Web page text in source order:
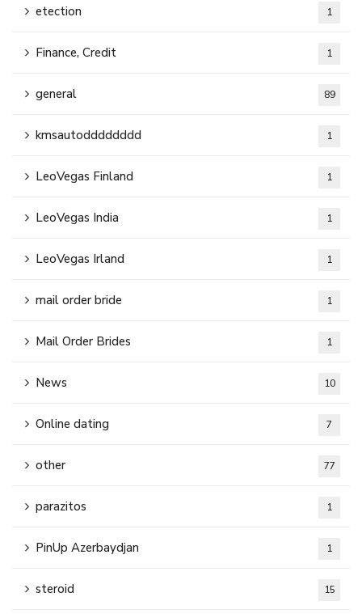
etection 1
Finance, Credit 1
general 89
kmsautodddddddd 1
LeoVegas Finland 1
LeoVegas India 1
LeoVegas Irland 1
mail order bride 1
Mail Order Brides 1
News 10
Online dating 7
other 77
parazitos 1
PinUp Azerbaydjan 1
steroid 15